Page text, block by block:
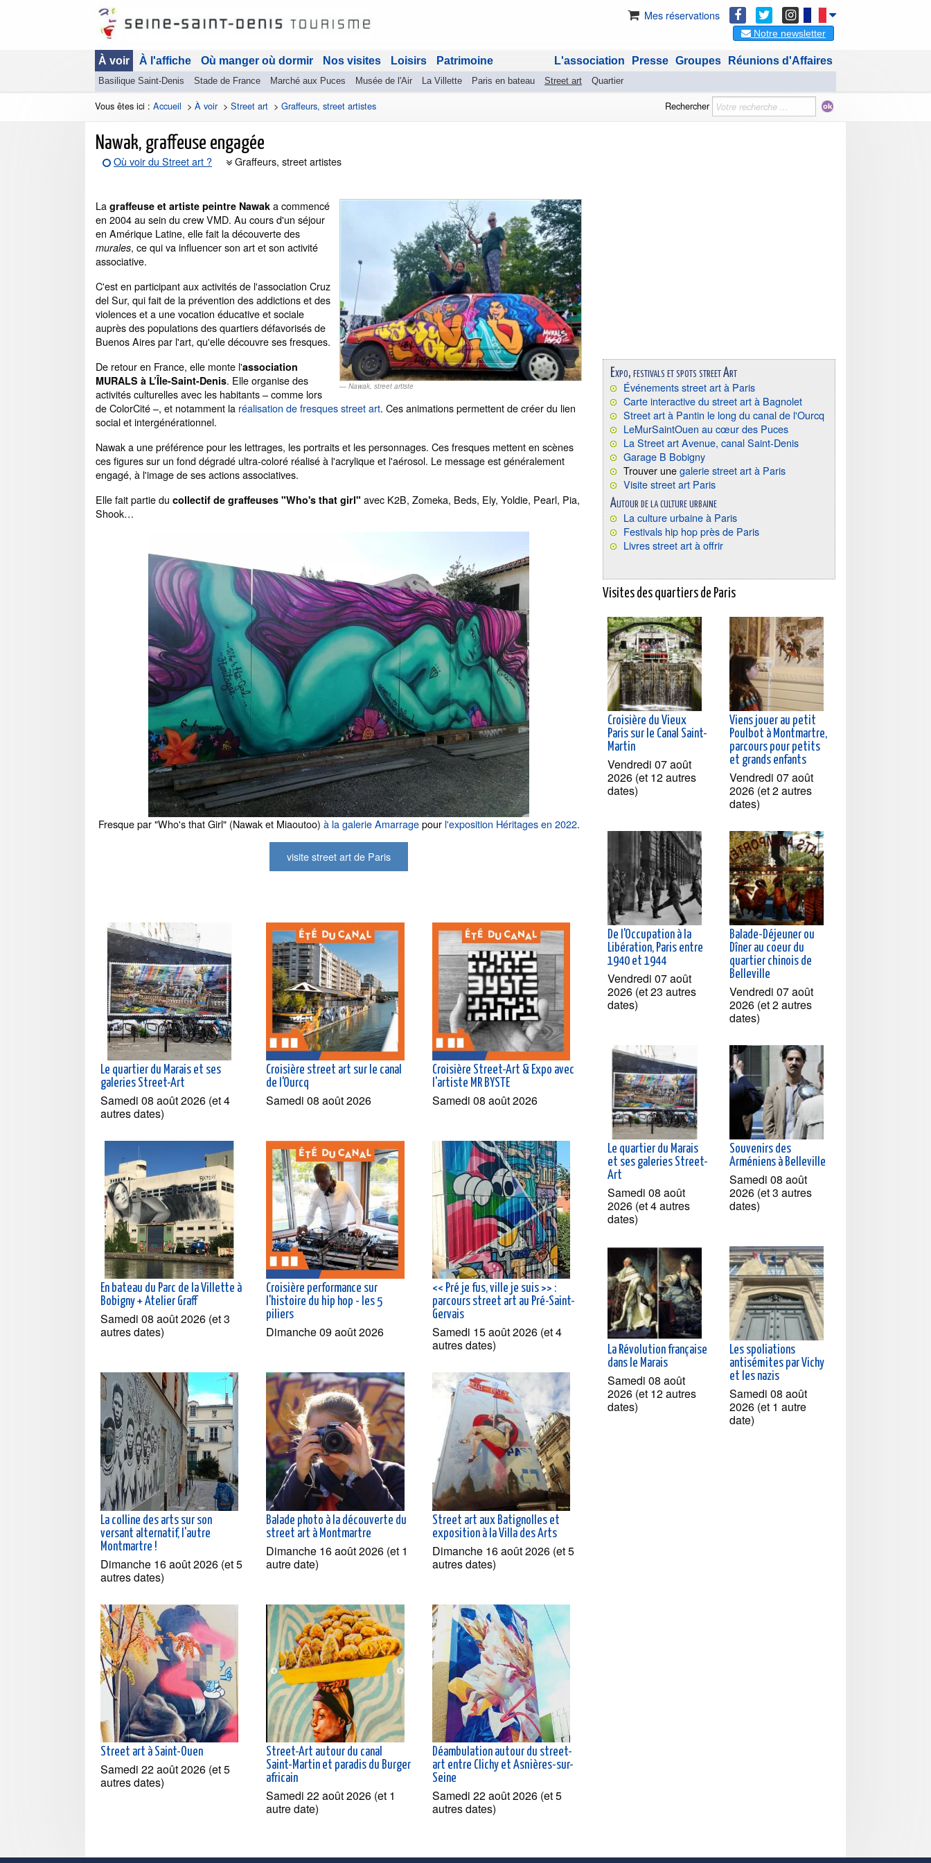
Mes réservations
Notre newsletter
À voir
Basilique Saint-Denis Stade de France Marché aux Puces Musée de l'Air La Villette Paris en bateau Street art Quartier
À l'affiche Où manger où dormir Nos visites Loisirs Patrimoine Réunions d'Affaires
Groupes
Presse
L'association
Vous êtes ici : Accueil > À voir> Street art > Graffeurs, street artistes Rechercher
Nawak, graffeuse engagée
Où voir du Street art ? Graffeurs, street artistes
Nawak, street artiste
La graffeuse et artiste peintre Nawak a commencé
en 2004 au sein du crew VMD. Au cours d'un séjour
en Amérique Latine, elle fait la découverte des
murales, ce qui va influencer son art et son activité
associative.
C'est en participant aux activités de l'association Cruz
del Sur, qui fait de la prévention des addictions et des
violences et a une vocation éducative et sociale
auprès des populations des quartiers défavorisés de
Buenos Aires par l'art, qu'elle découvre ses fresques.
De retour en France, elle monte l'association
MURALS à L’Île-Saint-Denis. Elle organise des
activités culturelles avec les habitants – comme lors
de ColorCité –, et notamment la réalisation de fresques street art. Ces animations permettent de créer du lien
social et intergénérationnel.
Nawak a une préférence pour les lettrages, les portraits et les personnages. Ces fresques mettent en scènes
ces figures sur un fond dégradé ultra-coloré réalisé à l'acrylique et l'aérosol. Le message est généralement
engagé, à l'image de ses actions associatives.
Elle fait partie du collectif de graffeuses "Who's that girl" avec K2B, Zomeka, Beds, Ely, Yoldie, Pearl, Pia,
Shook…
Fresque par "Who's that Girl" (Nawak et Miaoutoo) à la galerie Amarragepour l'exposition Héritages en 2022.
visite street art de Paris
Le quartier du Marais et ses
galeries Street-Art
Samedi 08 août 2026 (et 4
autres dates)
Croisière street art sur le canal
de l'Ourcq
Samedi 08 août 2026
Croisière Street-Art & Expo avec
l'artiste MR BYSTE
Samedi 08 août 2026
En bateau du Parc de la Villette à
Bobigny + Atelier Graff
Samedi 08 août 2026 (et 3
autres dates)
Croisière performance sur
l'histoire du hip hop - les 5
piliers
Dimanche 09 août 2026
<< Pré je fus, ville je suis >> :
parcours street art au Pré-Saint-
Gervais
Samedi 15 août 2026 (et 4
autres dates)
La colline des arts sur son
versant alternatif, l'autre
Montmartre !
Dimanche 16 août 2026 (et 5
autres dates)
Balade photo à la découverte du
street art à Montmartre
Dimanche 16 août 2026 (et 1
autre date)
Street art aux Batignolles et
exposition à la Villa des Arts
Dimanche 16 août 2026 (et 5
autres dates)
Street art à Saint-Ouen
Samedi 22 août 2026 (et 5
autres dates)
Street-Art autour du canal
Saint-Martin et paradis du Burger
africain
Samedi 22 août 2026 (et 1
autre date)
Déambulation autour du street-
art entre Clichy et Asnières-sur-
Seine
Samedi 22 août 2026 (et 5
autres dates)
Expo, festivals et spots street Art
Événements street art à Paris
Carte interactive du street art à Bagnolet
Street art à Pantin le long du canal de l'Ourcq
LeMurSaintOuen au cœur des Puces
La Street art Avenue, canal Saint-Denis
Garage B Bobigny
Trouver unegalerie street art à Paris
Visite street art Paris
Autour de la culture urbaine
La culture urbaine à Paris
Festivals hip hop près de Paris
Livres street art à offrir
Visites des quartiers de Paris
Croisière du Vieux
Paris sur le Canal Saint-
Martin
Vendredi 07 août
2026 (et 12 autres
dates)
Viens jouer au petit
Poulbot à Montmartre,
parcours pour petits
et grands enfants
Vendredi 07 août
2026 (et 2 autres
dates)
De l'Occupation à la
Libération, Paris entre
1940 et 1944
Vendredi 07 août
2026 (et 23 autres
dates)
Balade-Déjeuner ou
Dîner au coeur du
quartier chinois de
Belleville
Vendredi 07 août
2026 (et 2 autres
dates)
Le quartier du Marais
et ses galeries Street-
Art
Samedi 08 août
2026 (et 4 autres
dates)
Souvenirs des
Arméniens à Belleville
Samedi 08 août
2026 (et 3 autres
dates)
La Révolution française
dans le Marais
Samedi 08 août
2026 (et 12 autres
dates)
Les spoliations
antisémites par Vichy
et les nazis
Samedi 08 août
2026 (et 1 autre
date)